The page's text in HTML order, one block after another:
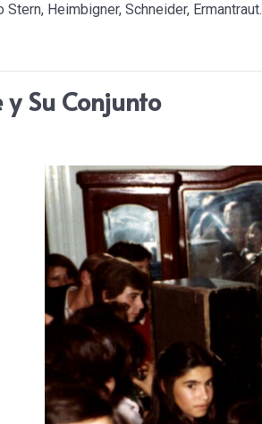
Stern, Heimbigner, Schneider, Ermantraut.
Su Conjunto